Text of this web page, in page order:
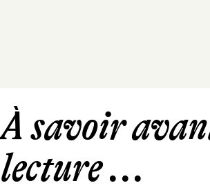
À savoir
lecture ...